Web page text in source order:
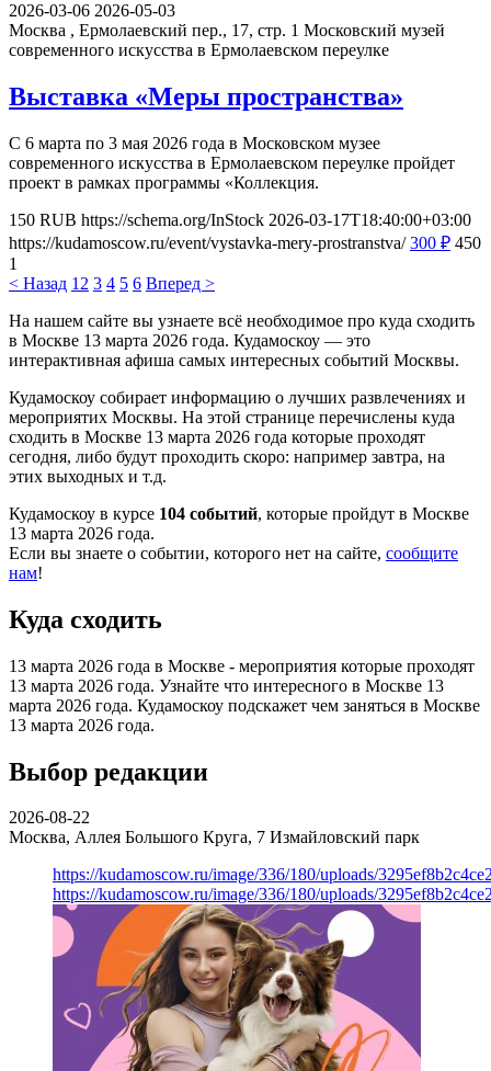
2026-03-06 2026-05-03
Москва , Ермолаевский пер., 17, стр. 1 Московский музей
современного искусства в Ермолаевском переулке
Выставка «Меры пространства»
С 6 марта по 3 мая 2026 года в Московском музее
современного искусства в Ермолаевском переулке пройдет
проект в рамках программы «Коллекция.
150 RUB https://schema.org/InStock 2026-03-17T18:40:00+03:00
https://kudamoscow.ru/event/vystavka-mery-prostranstva/ 300 ₽ 450
1
< Назад 1 2 3 4 5 6 Вперед >
На нашем сайте вы узнаете всё необходимое про куда сходить
в Москве 13 марта 2026 года. Кудамоскоу — это
интерактивная афиша самых интересных событий Москвы.
Кудамоскоу собирает информацию о лучших развлечениях и
мероприятих Москвы. На этой странице перечислены куда
сходить в Москве 13 марта 2026 года которые проходят
сегодня, либо будут проходить скоро: например завтра, на
этих выходных и т.д.
Кудамоскоу в курсе 104 событий, которые пройдут в Москве
13 марта 2026 года.
Если вы знаете о событии, которого нет на сайте, сообщите
нам!
Куда сходить
13 марта 2026 года в Москве - мероприятия которые проходят
13 марта 2026 года. Узнайте что интересного в Москве 13
марта 2026 года. Кудамоскоу подскажет чем заняться в Москве
13 марта 2026 года.
Выбор редакции
2026-08-22
Москва, Аллея Большого Круга, 7 Измайловский парк
https://kudamoscow.ru/image/336/180/uploads/
https://kudamoscow.ru/image/336/180/uploads/